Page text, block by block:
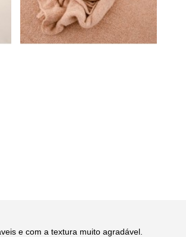
e com a textura muito agradável.